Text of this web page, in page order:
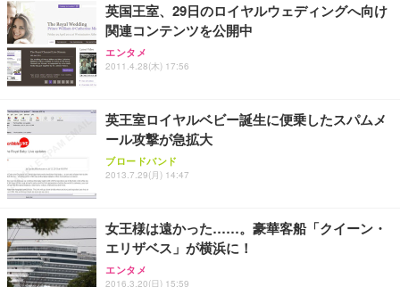
英国王室、29日のロイヤルウェディングへ向け
関連コンテンツを公開中
エンタメ
2011.4.28(木) 17:56
英王室ロイヤルベビー誕生に便乗したスパムメ
ール攻撃が急拡大
ブロードバンド
2013.7.29(月) 14:47
女王様は遠かった……。豪華客船「クイーン・
エリザベス」が横浜に！
エンタメ
2016.3.20(日) 15:59